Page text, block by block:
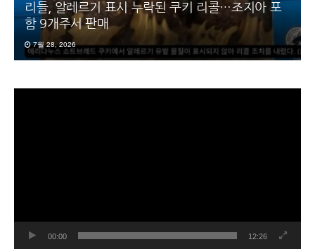
리들, 알레르기 표시 누락된 쿠키 리콜…조지아 포
함 9개주서 판매
7월 28, 2026
00:00 12:26